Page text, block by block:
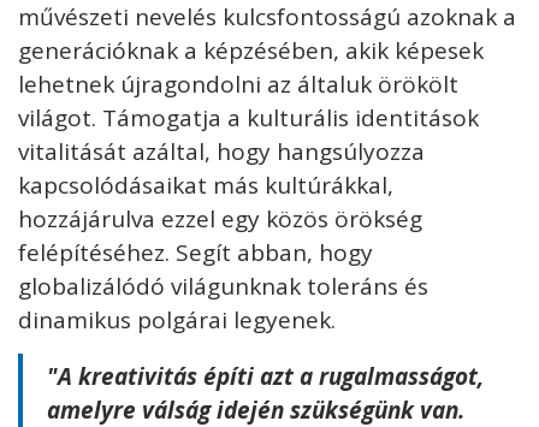
művészeti nevelés kulcsfontosságú azoknak a
generációknak a képzésében, akik képesek
lehetnek újragondolni az általuk örökölt
világot. Támogatja a kulturális identitások
vitalitását azáltal, hogy hangsúlyozza
kapcsolódásaikat más kultúrákkal,
hozzájárulva ezzel egy közös örökség
felépítéséhez. Segít abban, hogy
globalizálódó világunknak toleráns és
dinamikus polgárai legyenek.
"A kreativitás építi azt a rugalmasságot,
amelyre válság idején szükségünk van.